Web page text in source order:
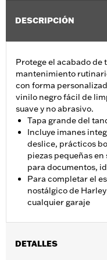
DESCRIPCIÓN
Protege el acabado de
mantenimiento
con forma
vinilo negro fácil de
suave y no abrasivo.
Tapa grande del
Incluye imanes
deslice, prácticos
piezas pequeñas
para documentos,
Para completar el
nostálgico de
cualquier garaje
DETALLES